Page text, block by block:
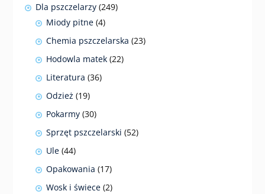
Dla pszczelarzy 249249
Miody pitne 44
Chemia pszczelarska 2323
Hodowla matek 2222
Literatura 3636
Odzież 1919
Pokarmy 3030
Sprzęt pszczelarski 5252
Ule 4444
Opakowania 1717
Wosk i świece 22